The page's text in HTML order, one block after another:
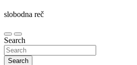
slobodna reč
Search
Search